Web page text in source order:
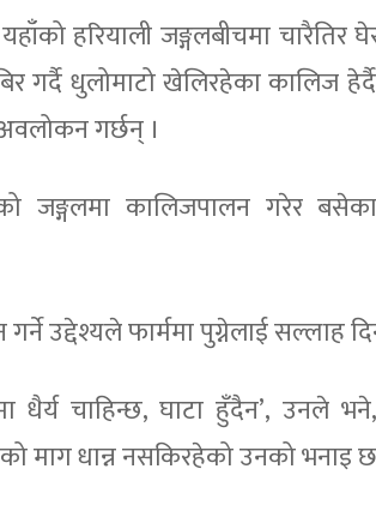
हरियाली जङ्गलबीचमा चारैतिर
गर्दै धुलोमाटो खेलिरहेका कालिज
गर्छन् ।
जङ्गलमा कालिजपालन गरेर
उद्देश्यले फार्ममा पुग्नेलाई सल्लाह
चाहिन्छ, घाटा हुँदैन’, उनले भने,
माग धान्न नसकिरहेको उनको भनाइ